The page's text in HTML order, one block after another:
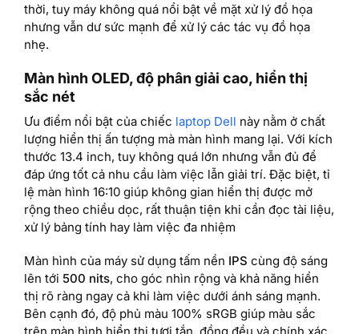
thời, tuy máy không quá nổi bật về mặt xử lý đồ họa
nhưng vẫn dư sức mạnh để xử lý các tác vụ đồ họa
nhẹ.
Màn hình OLED, độ phân giải cao, hiển thị
sắc nét
Ưu điểm nổi bật của chiếc laptop Dell này nằm ở chất
lượng hiển thị ấn tượng mà màn hình mang lại. Với kích
thước 13.4 inch, tuy không quá lớn nhưng vẫn đủ để
đáp ứng tốt cả nhu cầu làm việc lẫn giải trí. Đặc biệt, tỉ
lệ màn hình 16:10 giúp không gian hiển thị được mở
rộng theo chiều dọc, rất thuận tiện khi cần đọc tài liệu,
xử lý bảng tính hay làm việc đa nhiệm
Màn hình của máy sử dụng tấm nền IPS cùng độ sáng
lên tới 500 nits, cho góc nhìn rộng và khả năng hiển
thị rõ ràng ngay cả khi làm việc dưới ánh sáng mạnh.
Bên cạnh đó, độ phủ màu 100% sRGB giúp màu sắc